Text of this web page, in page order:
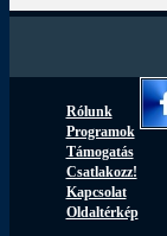
Rólunk
Programok
Támogatás
Csatlakozz!
Kapcsolat
Oldaltérkép